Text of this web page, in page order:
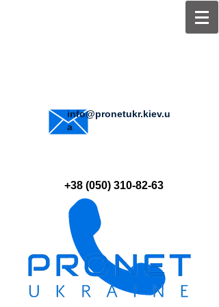
info@pronetukr.kiev.u
a
+38 (050) 310-82-63